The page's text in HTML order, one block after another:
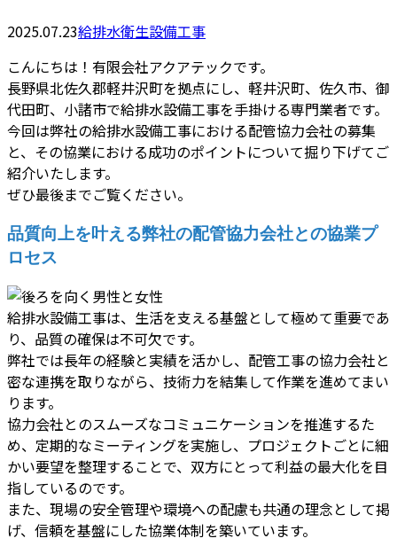
2025.07.23給排水衛生設備工事
こんにちは！有限会社アクアテックです。
長野県北佐久郡軽井沢町を拠点にし、軽井沢町、佐久市、御
代田町、小諸市で給排水設備工事を手掛ける専門業者です。
今回は弊社の給排水設備工事における配管協力会社の募集
と、その協業における成功のポイントについて掘り下げてご
紹介いたします。
ぜひ最後までご覧ください。
品質向上を叶える弊社の配管協力会社との協業プ
ロセス
給排水設備工事は、生活を支える基盤として極めて重要であ
り、品質の確保は不可欠です。
弊社では長年の経験と実績を活かし、配管工事の協力会社と
密な連携を取りながら、技術力を結集して作業を進めてまい
ります。
協力会社とのスムーズなコミュニケーションを推進するた
め、定期的なミーティングを実施し、プロジェクトごとに細
かい要望を整理することで、双方にとって利益の最大化を目
指しているのです。
また、現場の安全管理や環境への配慮も共通の理念として掲
げ、信頼を基盤にした協業体制を築いています。